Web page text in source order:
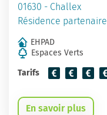
01630 - Challex
Résidence partenaire
EHPAD
Espaces Verts
Tarifs
En savoir plus